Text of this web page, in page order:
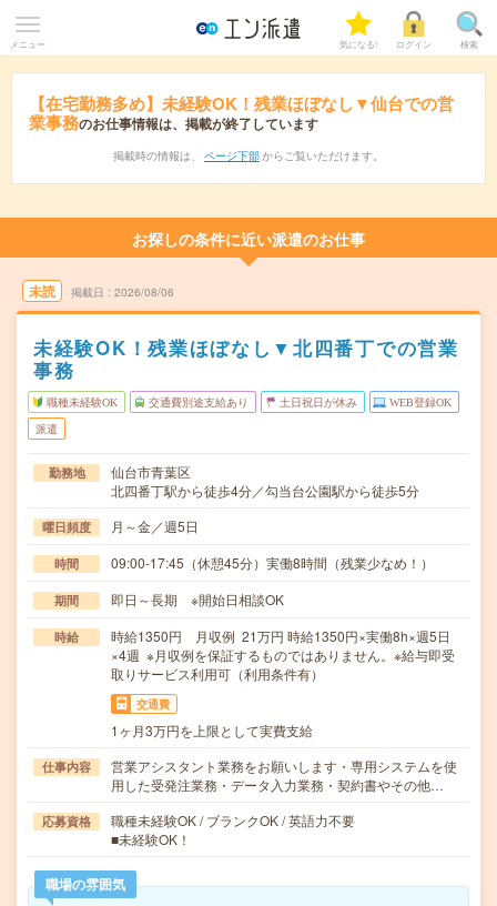
メニュー 気になる! ログイン 検索
【在宅勤務多め】未経験OK！残業ほぼなし▼仙台での営
業事務のお仕事情報は、掲載が終了しています
掲載時の情報は、 ページ下部 からご覧いただけます。
お探しの条件に近い派遣のお仕事
未読 掲載日 2026/08/06
未経験OK！残業ほぼなし▼北四番丁での営業
事務
職種未経験OK 交通費別途支給あり 土日祝日が休み WEB登録OK
派遣
勤務地
仙台市青葉区
北四番丁駅から徒歩4分／勾当台公園駅から徒歩5分
曜日頻度 月～金／週5日
時間 09:00-17:45（休憩45分）実働8時間（残業少なめ！）
期間 即日～長期 ※開始日相談OK
時給
時給1350円 月収例 21万円 時給1350円×実働8h×週5日
×4週 ※月収例を保証するものではありません。※給与即受
取りサービス利用可（利用条件有）
交通費
1ヶ月3万円を上限として実費支給
仕事内容
営業アシスタント業務をお願いします・専用システムを使
用した受発注業務・データ入力業務・契約書やその他…
応募資格
職種未経験OK / ブランクOK / 英語力不要
■未経験OK！
職場の雰囲気